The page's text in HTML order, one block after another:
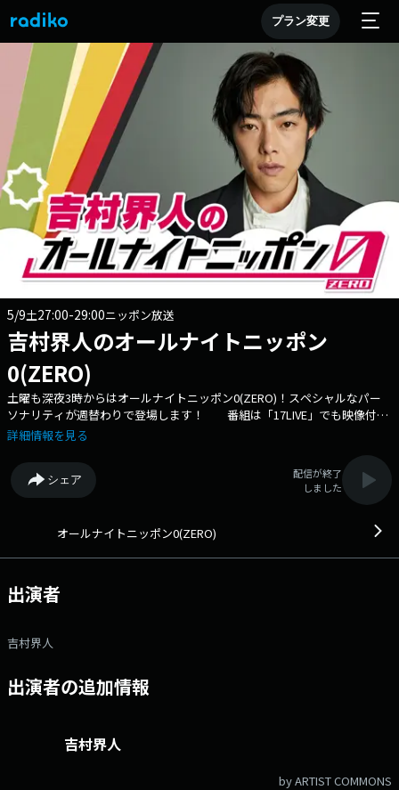
プラン変更
5/9土27:00-29:00ニッポン放送
吉村界人のオールナイトニッポン
0(ZERO)
土曜も深夜3時からはオールナイトニッポン0(ZERO)！スペシャルなパー
ソナリティが週替わりで登場します！ 番組は「17LIVE」でも映像付き
で楽しむことができます。音声でも映像でもお楽しみください！メールア
twitterハッシュタグは「#吉村界人ANN0」twitterアカウントは
「@Ann_Since1967」
詳細情報を見る
シェア
配信が終了
しました
オールナイトニッポン0(ZERO)
出演者
吉村界人
出演者の追加情報
吉村界人
by ARTIST COMMONS